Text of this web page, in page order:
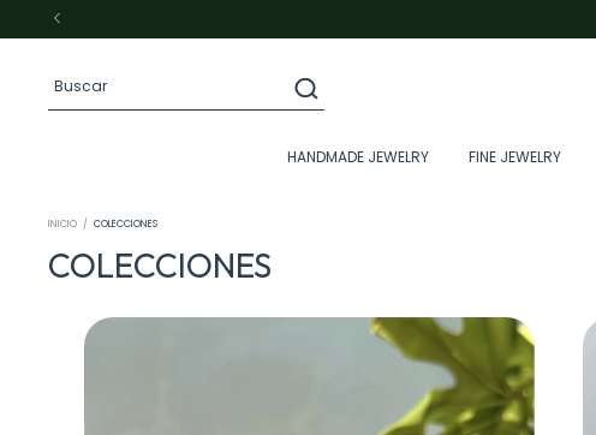
HANDMADE JEWELRY FINE JEWELRY
INICIO / COLECCIONES
COLECCIONES